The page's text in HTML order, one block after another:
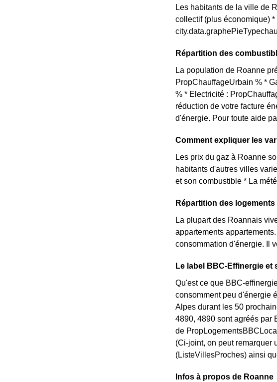
Les habitants de la ville de
collectif (plus économique)
Répartition des
La population de Roanne
PropChauffageUrbain % *
% * Electricité :
réduction de votre facture
d'énergie. Pour toute aide
Comment expliquer les
Les prix du gaz à Roanne
habitants d'autres villes
et son combustible * La
Répartition des logements
La plupart des Roannais
appartements
consommation d'énergie. Il
Le label BBC-Effinergie et
Qu'est ce que BBC-
consomment peu d'énergie
Alpes durant les 50
4890, 4890 sont agréés par
de
(Ci-joint, on peut remarquer
(ListeVillesProches) ainsi
Infos à propos de Roanne